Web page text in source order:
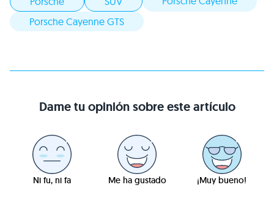
Porsche Cayenne GTS
Dame tu opinión sobre este artículo
Ni fu, ni fa Me ha gustado ¡Muy bueno!